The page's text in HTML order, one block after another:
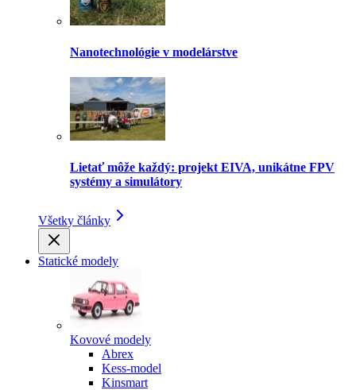
Nanotechnológie v modelárstve
Lietať môže každý: projekt EIVA, unikátne FPV
systémy a simulátory
Všetky články
Statické modely
Kovové modely
Abrex
Kess-model
Kinsmart